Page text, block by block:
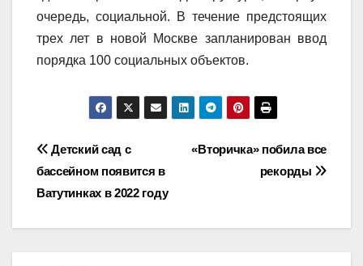
очередь, социальной. В течение предстоящих
трех лет в новой Москве запланирован ввод
порядка 100 социальных объектов.
Навигация
по
записям
«Вторичка» побила все
рекорды
Детский сад с
бассейном появится в
Ватутинках в 2022 году